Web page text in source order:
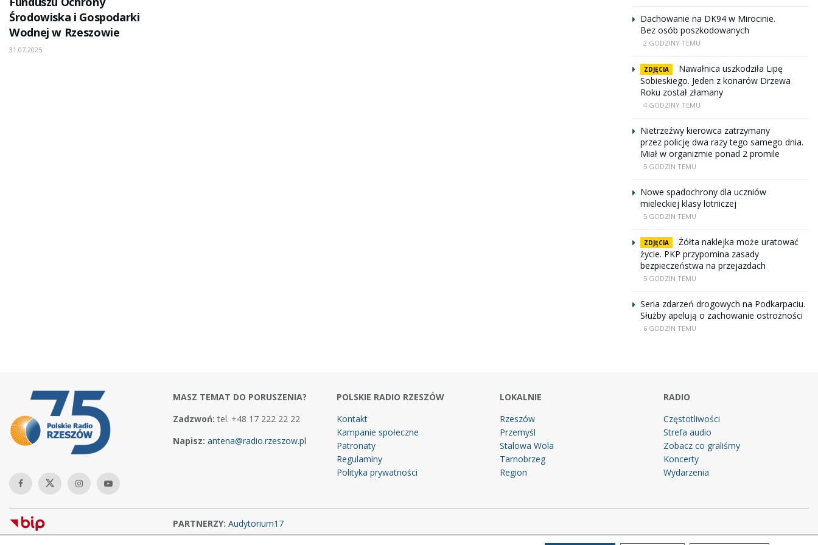
Środowiska i Gospodarki
Wodnej w Rzeszowie
31.07.2025
Dachowanie na DK94 w Mirocinie.
Bez osób poszkodowanych
2 GODZINY TEMU
ZDJĘCIA
Nawałnica uszkodziła Lipę
Sobieskiego. Jeden z konarów Drzewa
Roku został złamany
4 GODZINY TEMU
Nietrzeźwy kierowca zatrzymany
przez policję dwa razy tego samego dnia.
Miał w organizmie ponad 2 promile
5 GODZIN TEMU
Nowe spadochrony dla uczniów
mieleckiej klasy lotniczej
5 GODZIN TEMU
ZDJĘCIA
Żółta naklejka może uratować
życie. PKP przypomina zasady
bezpieczeństwa na przejazdach
5 GODZIN TEMU
Seria zdarzeń drogowych na Podkarpaciu.
Służby apelują o zachowanie ostrożności
6 GODZIN TEMU
MASZ TEMAT DO PORUSZENIA?
Zadzwoń: tel. +48 17 222 22 22
Napisz: antena@radio.rzeszow.pl
POLSKIE RADIO RZESZÓW
Kontakt
Kampanie społeczne
Patronaty
Regulaminy
Polityka prywatności
LOKALNIE
Rzeszów
Przemyśl
Stalowa Wola
Tarnobrzeg
Region
RADIO
Częstotliwości
Strefa audio
Zobacz co graliśmy
Koncerty
Wydarzenia
PARTNERZY: Audytorium17